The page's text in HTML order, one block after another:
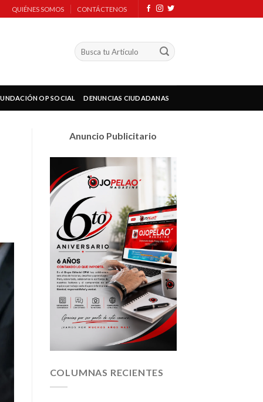
QUIÉNES SOMOS CONTÁCTENOS
OP SOCIAL DENUNCIAS CIUDADANAS
Anuncio Publicitario
COLUMNAS RECIENTES